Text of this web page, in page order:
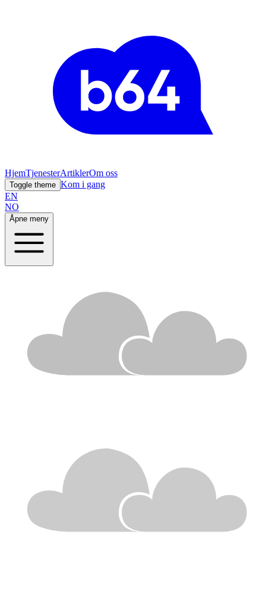
HjemTjenesterArtiklerOm oss
Toggle theme Kom i gang
EN
NO
Åpne meny